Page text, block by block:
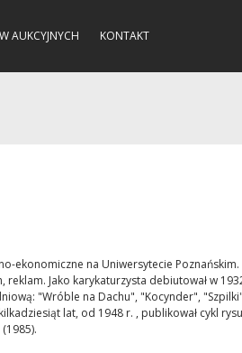
AUKCYJNYCH KONTAKT
ekonomiczne na Uniwersytecie Poznańskim.
Jako karykaturzysta debiutował w
"Wróble na Dachu", "Kocynder",
lat, od 1948 r. , publikował cykl